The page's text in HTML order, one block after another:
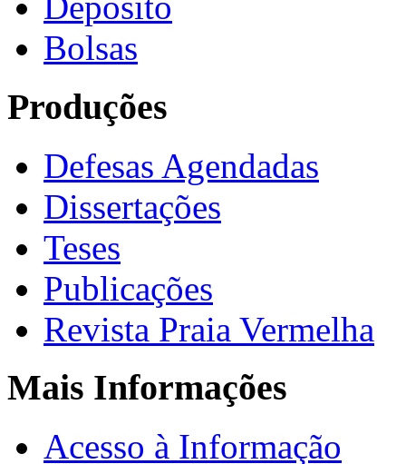
Bolsas
Produções
Defesas Agendadas
Dissertações
Teses
Publicações
Revista Praia Vermelha
Mais Informações
Acesso à Informação